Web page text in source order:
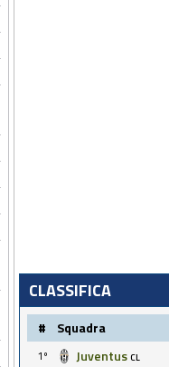
CLASSIFICA
# Squadra
1º Juventus CL